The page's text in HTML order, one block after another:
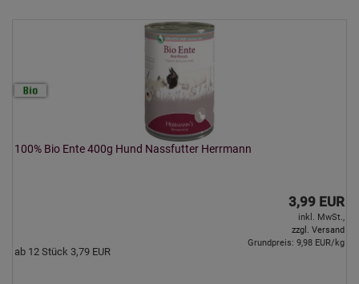
100% Bio Ente 400g Hund Nassfutter Herrmann
3,99 EUR
inkl. MwSt.,
zzgl. Versand
ab 12 Stück 3,79 EUR
Grundpreis: 9,98 EUR/kg